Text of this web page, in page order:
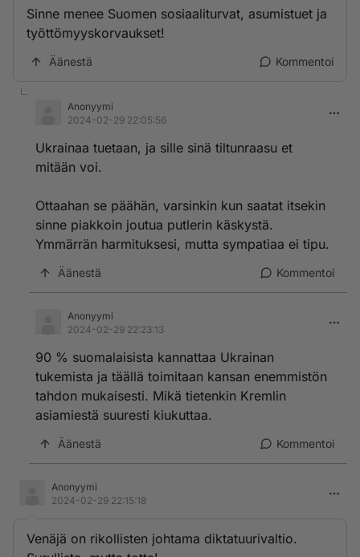
Sinne menee Suomen sosiaaliturvat, asumistuet ja
työttömyyskorvaukset!
Äänestä Kommentoi
Anonyymi
2024-02-29 22:05:56
Ukrainaa tuetaan, ja sille sinä tiltunraasu et
mitään voi.
Ottaahan se päähän, varsinkin kun saatat itsekin
sinne piakkoin joutua putlerin käskystä.
Ymmärrän harmituksesi, mutta sympatiaa ei tipu.
Äänestä Kommentoi
Anonyymi
2024-02-29 22:23:13
90 % suomalaisista kannattaa Ukrainan
tukemista ja täällä toimitaan kansan enemmistön
tahdon mukaisesti. Mikä tietenkin Kremlin
asiamiestä suuresti kiukuttaa.
Äänestä Kommentoi
Anonyymi
2024-02-29 22:15:18
Venäjä on rikollisten johtama diktatuurivaltio.